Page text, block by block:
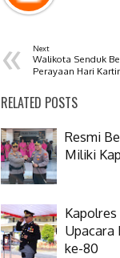
« Next
Walikota Senduk
Perayaan Hari
RELATED POSTS
Resmi
Miliki
Upacara
ke-80